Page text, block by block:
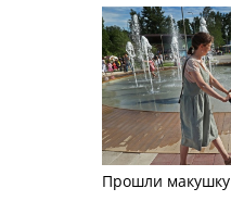
Прошли макушку